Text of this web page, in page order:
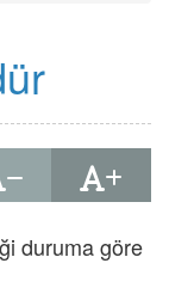
duruma göre